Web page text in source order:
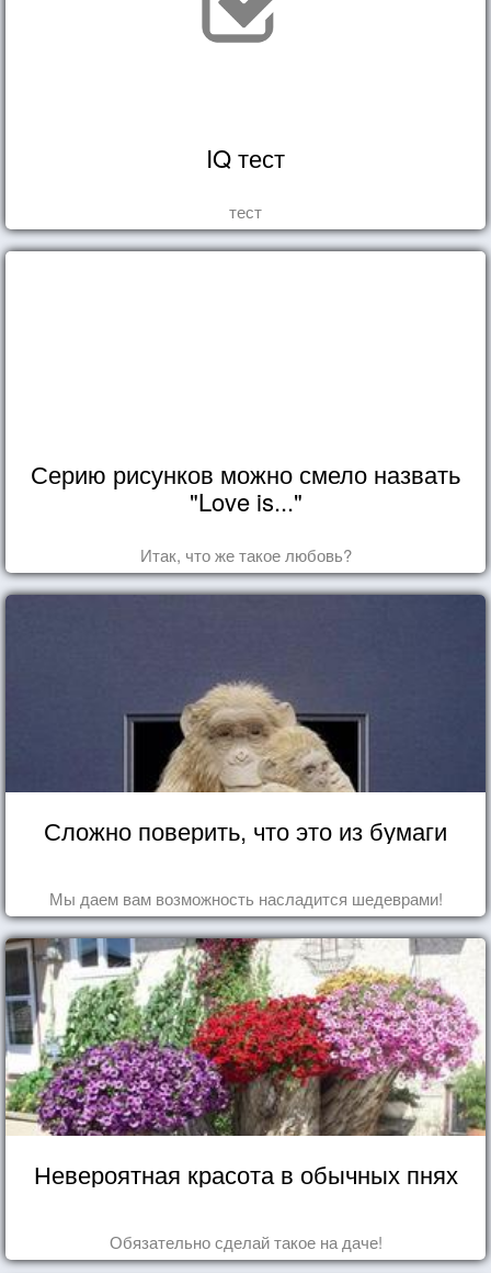
IQ тест
тест
Серию рисунков можно смело назвать
"Love is..."
Итак, что же такое любовь?
Сложно поверить, что это из бумаги
Мы даем вам возможность насладится шедеврами!
Невероятная красота в обычных пнях
Обязательно сделай такое на даче!